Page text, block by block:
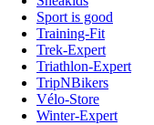
Sport is good
Training-Fit
Trek-Expert
Triathlon-Expert
TripNBikers
Vélo-Store
Winter-Expert